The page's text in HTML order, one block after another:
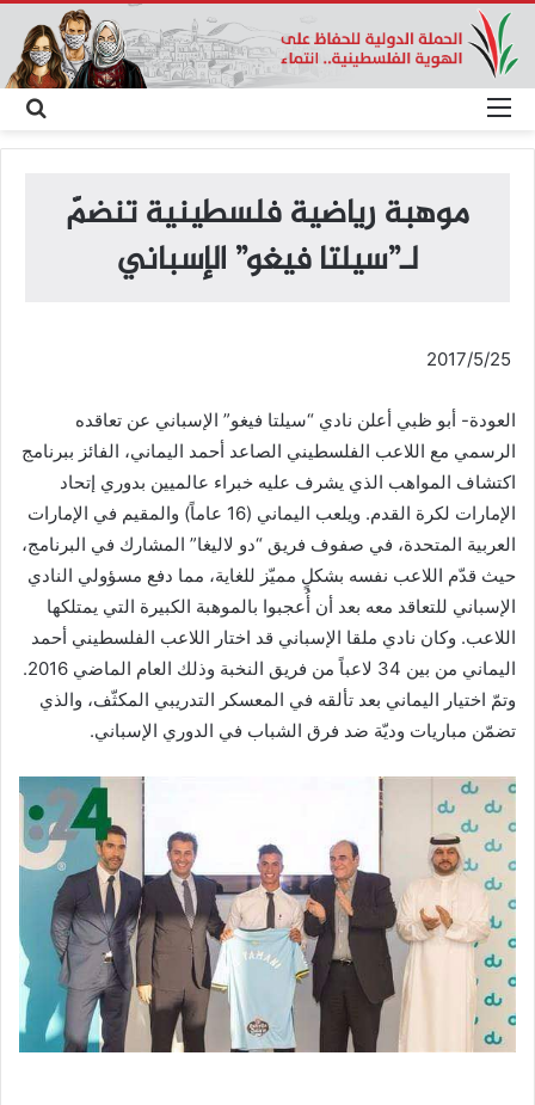
عن
القائمة
موهبة رياضية فلسطينية تنضمّ
لـ”سيلتا فيغو” الإسباني
العودة- أبو ظبي أعلن نادي “سيلتا فيغو” الإسباني عن تعاقده
الرسمي مع اللاعب الفلسطيني الصاعد أحمد اليماني، الفائز ببرنامج
اكتشاف المواهب الذي يشرف عليه خبراء عالميين بدوري إتحاد
الإمارات لكرة القدم. ويلعب اليماني (16 عاماً) والمقيم في الإمارات
العربية المتحدة، في صفوف فريق “دو لاليغا” المشارك في البرنامج،
حيث قدّم اللاعب نفسه بشكلٍ مميّز للغاية، مما دفع مسؤولي النادي
الإسباني للتعاقد معه بعد أن أُعجبوا بالموهبة الكبيرة التي يمتلكها
اللاعب. وكان نادي ملقا الإسباني قد اختار اللاعب الفلسطيني أحمد
اليماني من بين 34 لاعباً من فريق النخبة وذلك العام الماضي 2016.
وتمّ اختيار اليماني بعد تألقه في المعسكر التدريبي المكثّف، والذي
تضمّن مباريات وديّة ضد فرق الشباب في الدوري الإسباني.